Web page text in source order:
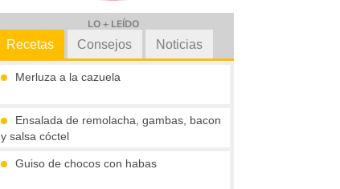
LO + LEÍDO
Recetas
Merluza a la cazuela
Ensalada de remolacha, gambas, bacon
y salsa cóctel
Guiso de chocos con habas
Consejos Noticias